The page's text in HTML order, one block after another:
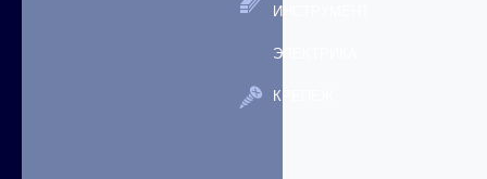
ИНСТРУМЕНТ
ЭЛЕКТРИКА
КРЕПЕЖ